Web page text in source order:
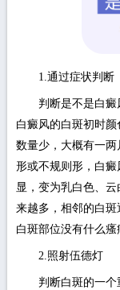
1.通过症状判断
判断是不是白癜风
白癜风的白斑初时
数量少，大概有一
形或不规则形，白
显，变为乳白色、
来越多，相邻的白
白斑部位没有什么瘙
2.照射伍德灯
判断白斑的一个